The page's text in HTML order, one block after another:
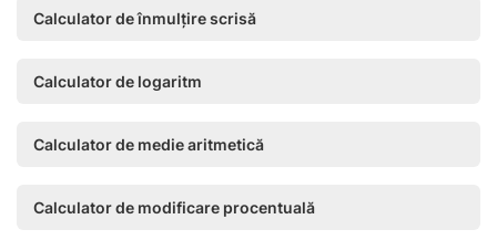
Calculator de înmulțire scrisă
Calculator de logaritm
Calculator de medie aritmetică
Calculator de modificare procentuală